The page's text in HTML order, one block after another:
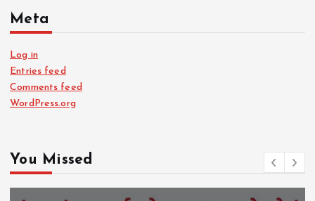
Meta
Log in
Entries feed
Comments feed
WordPress.org
You Missed